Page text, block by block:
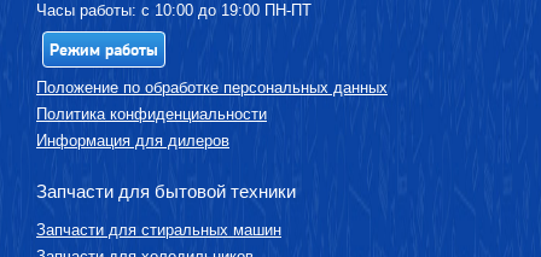
Часы работы: с 10:00 до 19:00 ПН-ПТ
Режим работы
Положение по обработке персональных данных
Политика конфиденциальности
Информация для дилеров
Запчасти для бытовой техники
Запчасти для стиральных машин